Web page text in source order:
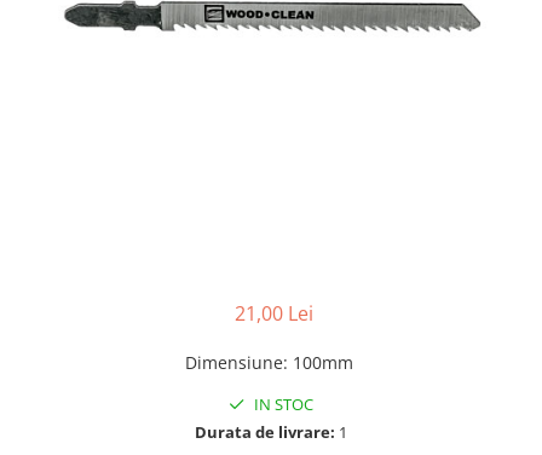
Benzi anti-alunecare
Burghie pentru metal cu cobalt
21,00 Lei
Dimensiune: 100mm
IN STOC
Durata de livrare: 1